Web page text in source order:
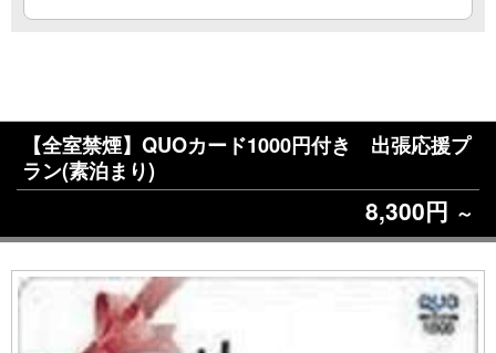
【全室禁煙】QUOカード1000円付き 出張応援プ
ラン(素泊まり)
8,300円 ～